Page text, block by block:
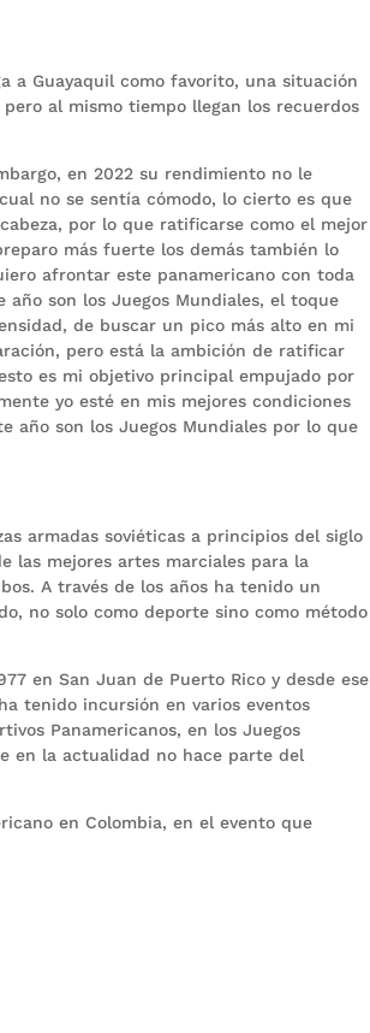
a Guayaquil como favorito, una situación
al mismo tiempo llegan los recuerdos
en 2022 su rendimiento no le
no se sentía cómodo, lo cierto es que
por lo que ratificarse como el mejor
más fuerte los demás también lo
afrontar este panamericano con toda
son los Juegos Mundiales, el toque
de buscar un pico más alto en mi
pero está la ambición de ratificar
es mi objetivo principal empujado por
yo esté en mis mejores condiciones
año son los Juegos Mundiales por lo que
armadas soviéticas a principios del siglo
las mejores artes marciales para la
A través de los años ha tenido un
no solo como deporte sino como método
en San Juan de Puerto Rico y desde ese
tenido incursión en varios eventos
Panamericanos, en los Juegos
en la actualidad no hace parte del
en Colombia, en el evento que